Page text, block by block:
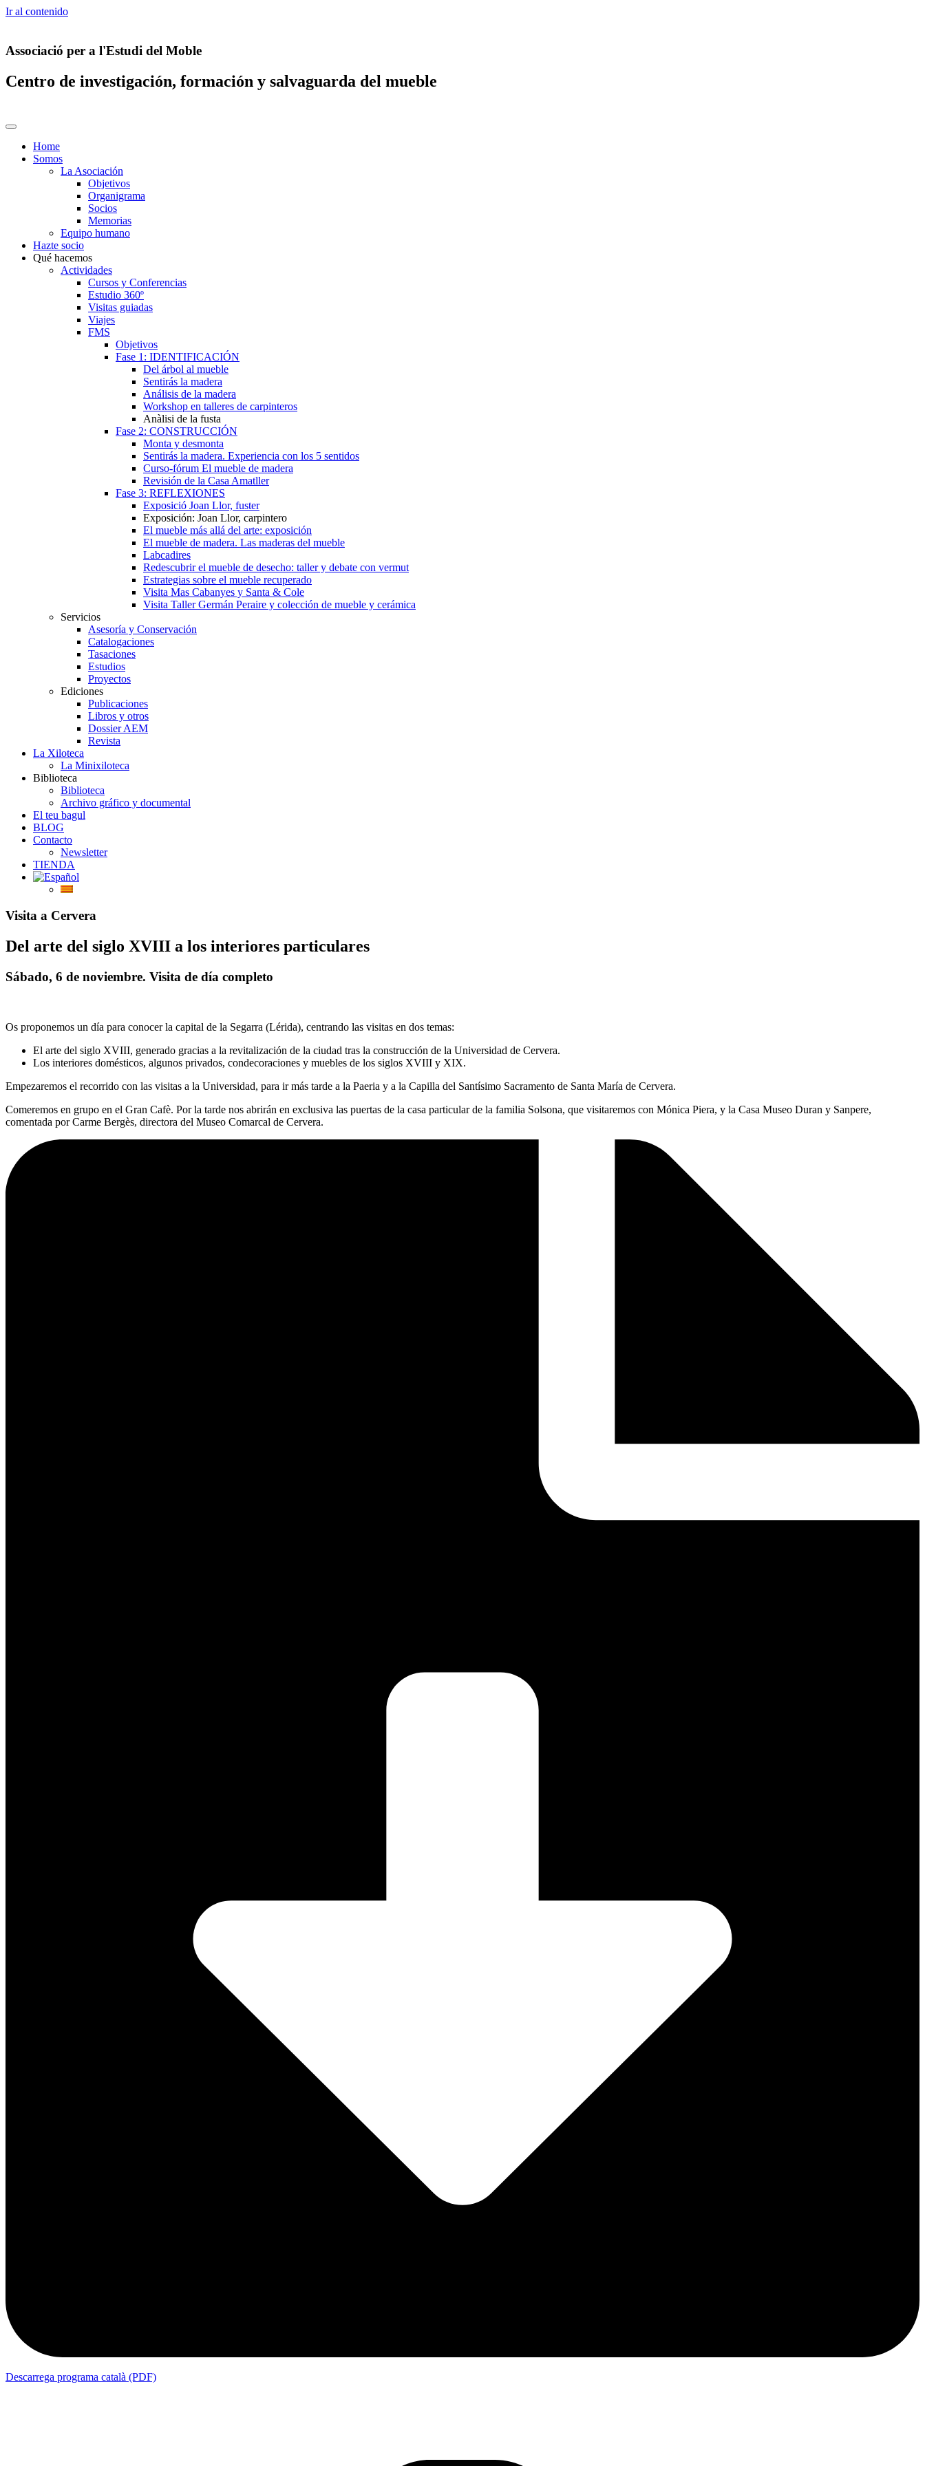
Ir al contenido
Associació per a l'Estudi del Moble
Centro de investigación, formación y salvaguarda del mueble
Home
Somos
La Asociación
Objetivos
Organigrama
Socios
Memorias
Equipo humano
Hazte socio
Qué hacemos
Actividades
Cursos y Conferencias
Estudio 360º
Visitas guiadas
Viajes
FMS
Objetivos
Fase 1: IDENTIFICACIÓN
Del árbol al mueble
Sentirás la madera
Análisis de la madera
Workshop en talleres de carpinteros
Anàlisi de la fusta
Fase 2: CONSTRUCCIÓN
Monta y desmonta
Sentirás la madera. Experiencia con los 5 sentidos
Curso-fórum El mueble de madera
Revisión de la Casa Amatller
Fase 3: REFLEXIONES
Exposició Joan Llor, fuster
Exposición: Joan Llor, carpintero
El mueble más allá del arte: exposición
El mueble de madera. Las maderas del mueble
Labcadires
Redescubrir el mueble de desecho: taller y debate con vermut
Estrategias sobre el mueble recuperado
Visita Mas Cabanyes y Santa & Cole
Visita Taller Germán Peraire y colección de mueble y cerámica
Servicios
Asesoría y Conservación
Catalogaciones
Tasaciones
Estudios
Proyectos
Ediciones
Publicaciones
Libros y otros
Dossier AEM
Revista
La Xiloteca
La Minixiloteca
Biblioteca
Biblioteca
Archivo gráfico y documental
El teu bagul
BLOG
Contacto
Newsletter
TIENDA
Visita a Cervera
Del arte del siglo XVIII a los interiores particulares
Sábado, 6 de noviembre. Visita de día completo
Os proponemos un día para conocer la capital de la Segarra (Lérida), centrando las visitas en dos temas:
El arte del siglo XVIII, generado gracias a la revitalización de la ciudad tras la construcción de la Universidad de Cervera.
Los interiores domésticos, algunos privados, condecoraciones y muebles de los siglos XVIII y XIX.
Empezaremos el recorrido con las visitas a la Universidad, para ir más tarde a la Paeria y a la Capilla del Santísimo Sacramento de Santa María de Cervera.
Comeremos en grupo en el Gran Cafè. Por la tarde nos abrirán en exclusiva las puertas de la casa particular de la familia Solsona, que visitaremos con Mónica Piera, y la Casa Museo Duran y Sanpere,
comentada por Carme Bergès, directora del Museo Comarcal de Cervera.
Descarrega programa català (PDF)